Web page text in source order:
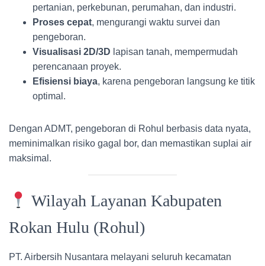
pertanian, perkebunan, perumahan, dan industri.
Proses cepat, mengurangi waktu survei dan
pengeboran.
Visualisasi 2D/3D lapisan tanah, mempermudah
perencanaan proyek.
Efisiensi biaya, karena pengeboran langsung ke titik
optimal.
Dengan ADMT, pengeboran di Rohul berbasis data nyata,
meminimalkan risiko gagal bor, dan memastikan suplai air
maksimal.
Wilayah Layanan Kabupaten
Rokan Hulu (Rohul)
PT. Airbersih Nusantara melayani seluruh kecamatan